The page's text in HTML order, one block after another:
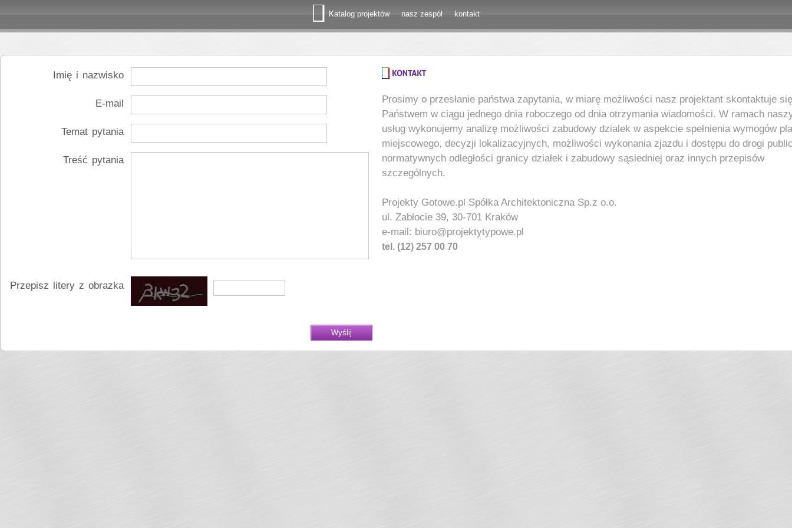
Katalog projektów nasz zespół kontakt
Imię i nazwisko
E-mail
Temat pytania
Treść pytania
Przepisz litery z obrazka
Prosimy o przesłanie państwa zapytania, w miarę możliwości nasz projektant skontaktuje
Państwem w ciągu jednego dnia roboczego od dnia otrzymania wiadomości. W ramach
usług wykonujemy analizę możliwości zabudowy dzialek w aspekcie spełnienia wymogów
miejscowego, decyzji lokalizacyjnych, możliwości wykonania zjazdu i dostępu do drogi
normatywnych odległości granicy działek i zabudowy sąsiedniej oraz innych przepisów
szczególnych.
Projekty Gotowe.pl Spółka Architektoniczna Sp.z o.o.
ul. Zabłocie 39, 30-701 Kraków
e-mail: biuro@projektytypowe.pl
tel. (12) 257 00 70